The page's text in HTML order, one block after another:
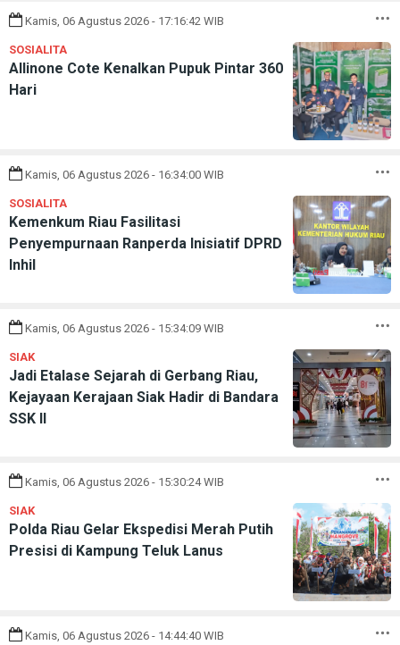
Kamis, 06 Agustus 2026 - 17:16:42 WIB
SOSIALITA
Allinone Cote Kenalkan Pupuk Pintar 360
Hari
Kamis, 06 Agustus 2026 - 16:34:00 WIB
SOSIALITA
Kemenkum Riau Fasilitasi
Penyempurnaan Ranperda Inisiatif DPRD
Inhil
Kamis, 06 Agustus 2026 - 15:34:09 WIB
SIAK
Jadi Etalase Sejarah di Gerbang Riau,
Kejayaan Kerajaan Siak Hadir di Bandara
SSK II
Kamis, 06 Agustus 2026 - 15:30:24 WIB
SIAK
Polda Riau Gelar Ekspedisi Merah Putih
Presisi di Kampung Teluk Lanus
Kamis, 06 Agustus 2026 - 14:44:40 WIB